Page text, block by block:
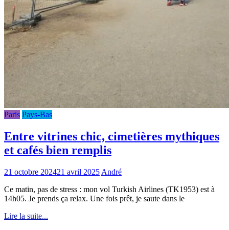
Paris Pays-Bas
Entre vitrines chic, cimetières mythiques
et cafés bien remplis
21 octobre 202421 avril 2025 André
Ce matin, pas de stress : mon vol Turkish Airlines (TK1953) est à
14h05. Je prends ça relax. Une fois prêt, je saute dans le
Lire la suite...